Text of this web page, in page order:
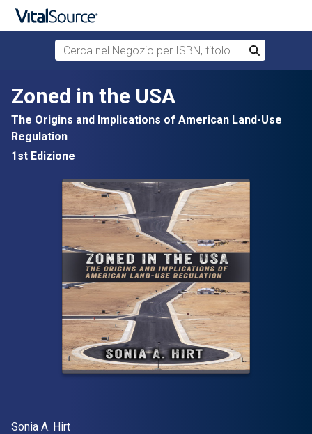
Passa al contenuto principale
Cerca nel Negozio per ISBN, titolo o autore
Cerca
Zoned in the USA
The Origins and Implications of American Land-Use
Regulation
1st Edizione
Autore(i)
Sonia A. Hirt